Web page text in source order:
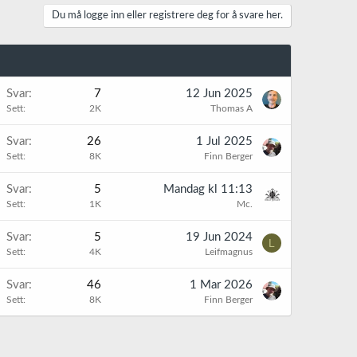
Du må logge inn eller registrere deg for å svare her.
Svar 7
Sett 2K
12 Jun 2025
Thomas A
Svar 26
Sett 8K
1 Jul 2025
Finn Berger
Svar 5
Sett 1K
Mandag kl 11:13
Mc.
Svar 5
Sett 4K
19 Jun 2024
Leifmagnus
L
Svar 46
Sett 8K
1 Mar 2026
Finn Berger